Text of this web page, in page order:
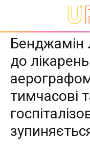
Бенджамін
до
тимчасові